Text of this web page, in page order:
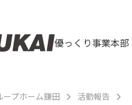
優っくり事業本部
ープホーム鎌田 活動報告